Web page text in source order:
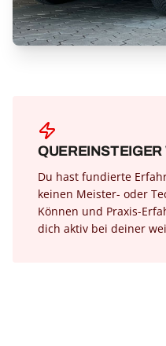
Du hast fundierte
keinen Meister- oder
Können und Praxis-
dich aktiv bei deiner